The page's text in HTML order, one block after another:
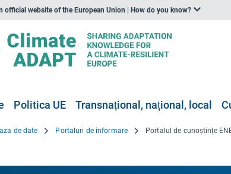
official website of the European Union | How do you know?
Politica UE Transnațional, național, local
de date Portaluri de informare